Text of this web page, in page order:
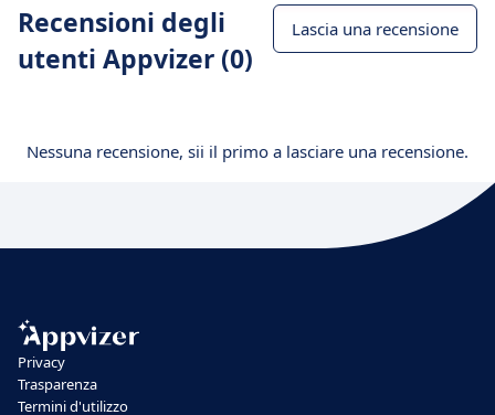
Recensioni degli
utenti Appvizer (0)
Lascia una recensione
Nessuna recensione, sii il primo a lasciare una recensione.
Privacy
Trasparenza
Termini d'utilizzo